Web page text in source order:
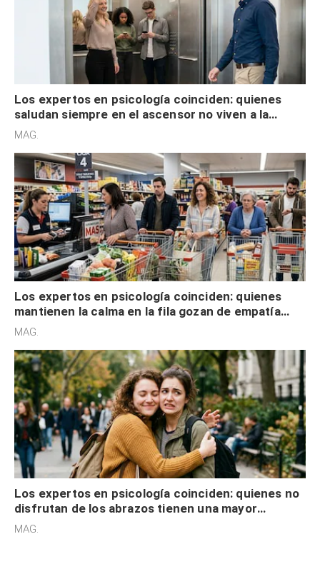
Los expertos en psicología coinciden: quienes
saludan siempre en el ascensor no viven a la
defensiva y tienen apertura social
MAG.
Los expertos en psicología coinciden: quienes
mantienen la calma en la fila gozan de empatía
cognitiva, gratitud y no solo tienen autocontrol
MAG.
Los expertos en psicología coinciden: quienes no
disfrutan de los abrazos tienen una mayor
sensibilidad a los estímulos físicos y no es por
MAG.